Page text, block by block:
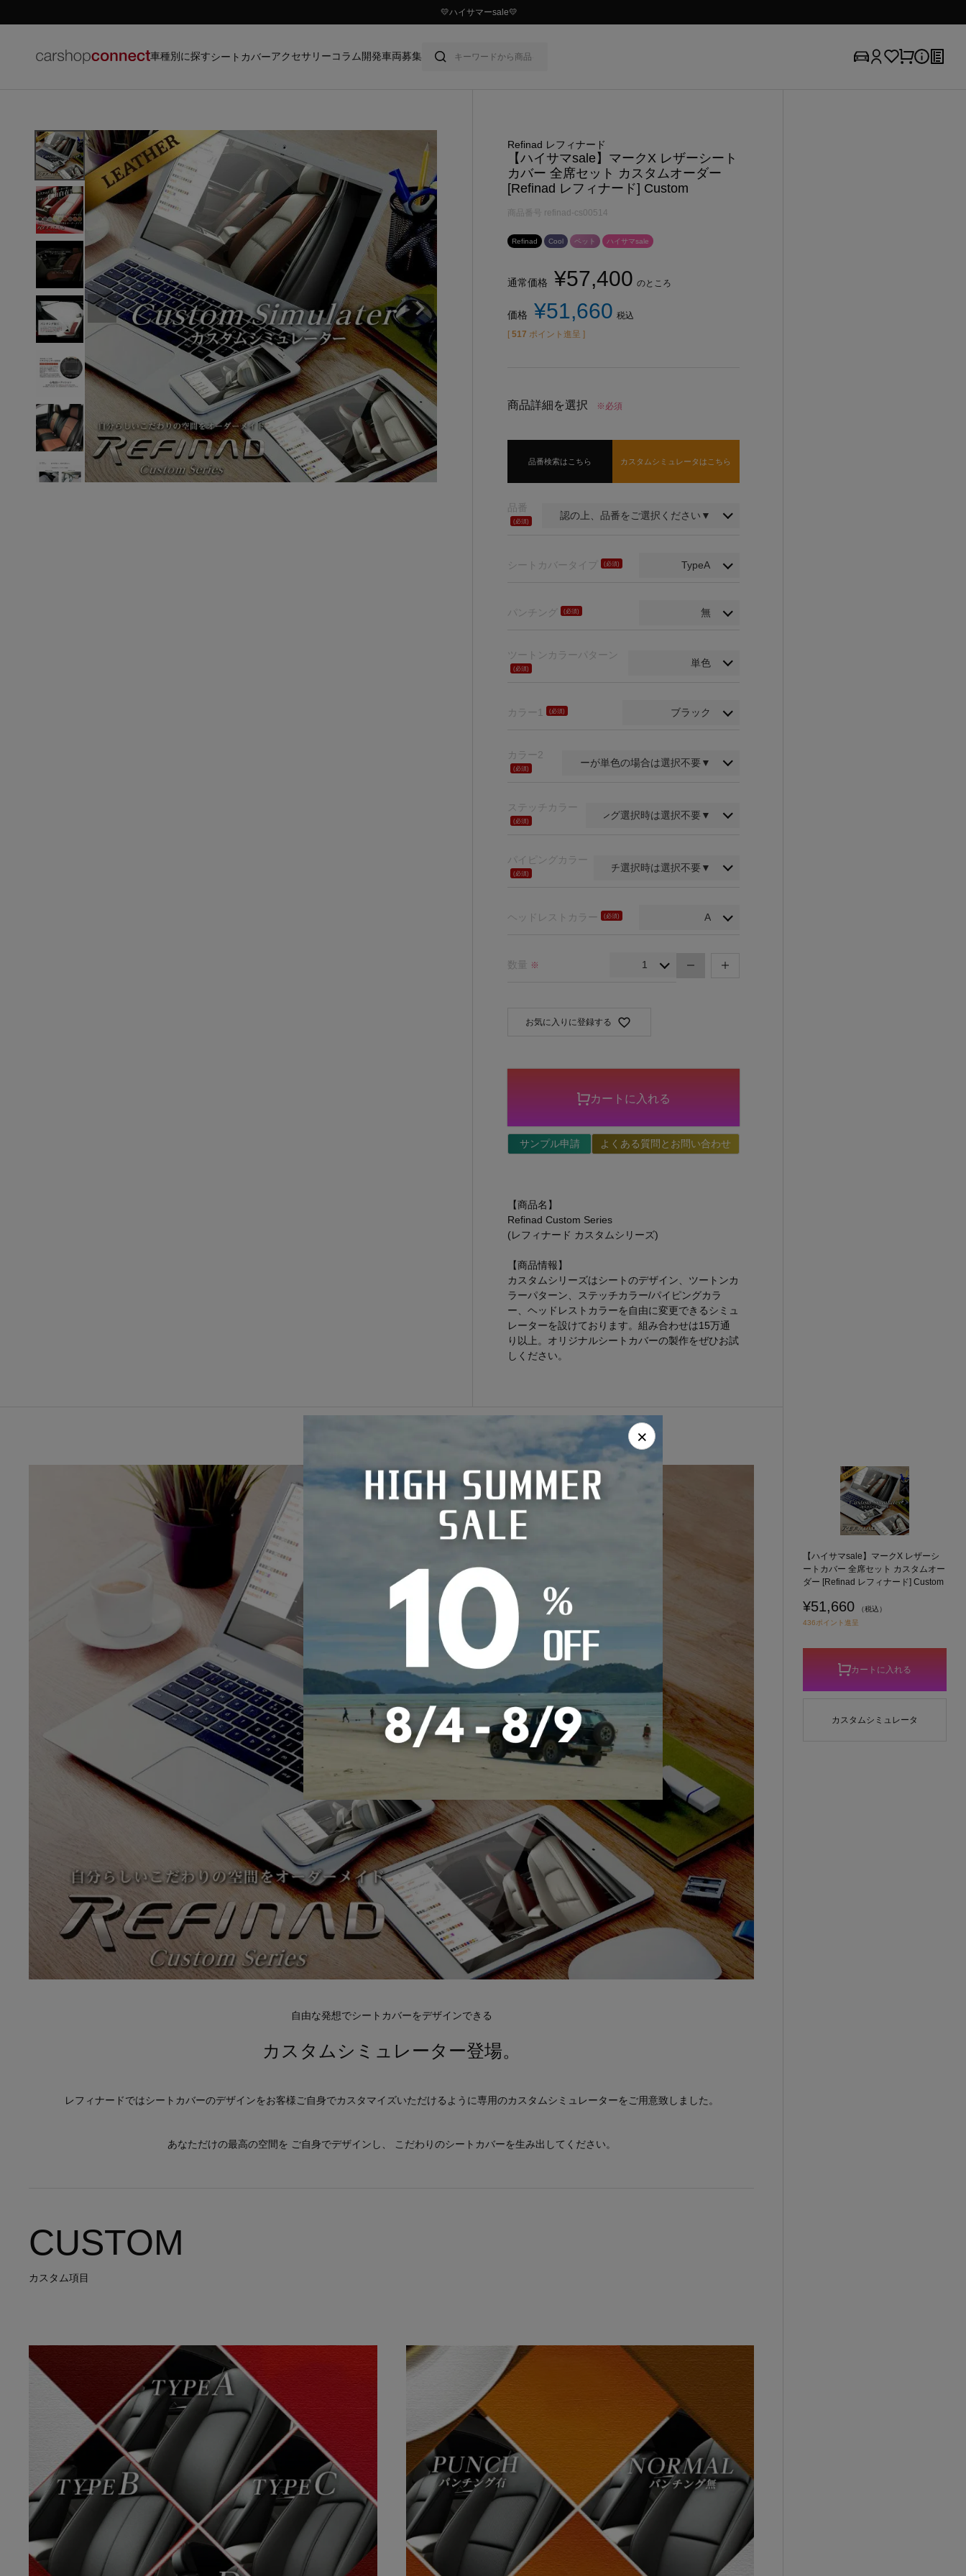
￥10,000以上ご購入で送料無料
車種別に探すシートカバーアクセサリーコラム 開発車両募集
Refinad レフィナード
【ハイサマsale】マークX レザーシート
カバー 全席セット カスタムオーダー
[Refinad レフィナード] Custom
商品番号 refinad-cs00514
Refinad Cool ペット ハイサマsale
通常価格 ¥57,400 のところ
価格 ¥51,660 税込
[ 517 ポイント進呈 ]
商品詳細を選択 ※必須
品番検索はこちら カスタムシミュレータはこちら
品番
シートカバータイプ
パンチング
ツートンカラーパターン
カラー1
カラー2
ステッチカラー
パイピングカラー
ヘッドレストカラー
お気に入りに登録する
数量 ※
カートに入れる
サンプル申請 よくある質問とお問い合わせ
【商品名】
Refinad Custom Series
(レフィナード カスタムシリーズ)
【商品情報】
カスタムシリーズはシートのデザイン、ツートンカ
ラーパターン、ステッチカラー/パイピングカラ
ー、ヘッドレストカラーを自由に変更できるシミュ
レーターを設けております。組み合わせは15万通
り以上。オリジナルシートカバーの製作をぜひお試
しください。
自由な発想でシートカバーをデザインできる
カスタムシミュレーター登場。
レフィナードではシートカバーのデザインをお客様ご自身でカスタマイズいただけるように専用のカスタムシミュレーターをご用意致しました。
あなただけの最高の空間を ご自身でデザインし、 こだわりのシートカバーを生み出してください。
CUSTOM
カスタム項目
【ハイサマsale】マークX レザーシ
ートカバー 全席セット カスタムオー
ダー [Refinad レフィナード] Custom
¥51,660
（税込）
436ポイント進呈
カートに入れる
カスタムシミュレータ
×